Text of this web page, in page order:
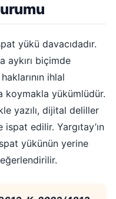
yükü davacıdadır.
aykırı biçimde
ihlal
yükümlüdür.
yazılı, dijital deliller
edilir. Yargıtay’ın
yükünün yerine